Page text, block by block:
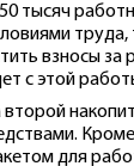
тысяч
труда,
взносы за
с этой
для